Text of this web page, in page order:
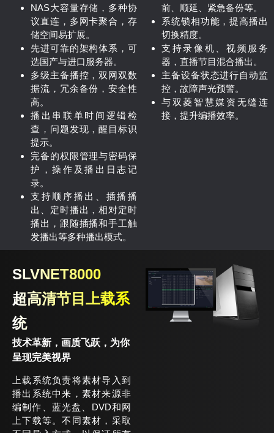
NAS大容量存储，多种协
议直连，多网卡聚合，存
储空间易扩展。
先进可靠的架构体系，可
选国产与进口服务器。
多级主备播控，双网双数
据流，冗余备份，安全性
高。
播出串联单时间逻辑检
查，问题发现，醒目标识
提示。
完备的权限管理与密码保
护，操作及播出日志记
录。
支持顺序播出、插播播
出、定时播出，相对定时
播出，跟随插播和手工触
发播出等多种播出模式。
前、顺延、紧急备份等。
系统锁相功能，提高播出
切换精度。
支持录像机、视频服务
器，直播节目混合播出。
主备设备状态进行自动监
控，故障声光预警。
与双菱智慧媒资无缝连
接，提升编播效率。
SLVNET8000
超高清节目上载系
统
技术革新，画质飞跃，为你
呈现完美视界
上载系统负责将素材导入到
播出系统中来，素材来源非
编制作、蓝光盘、DVD和网
上下载等。不同素材，采取